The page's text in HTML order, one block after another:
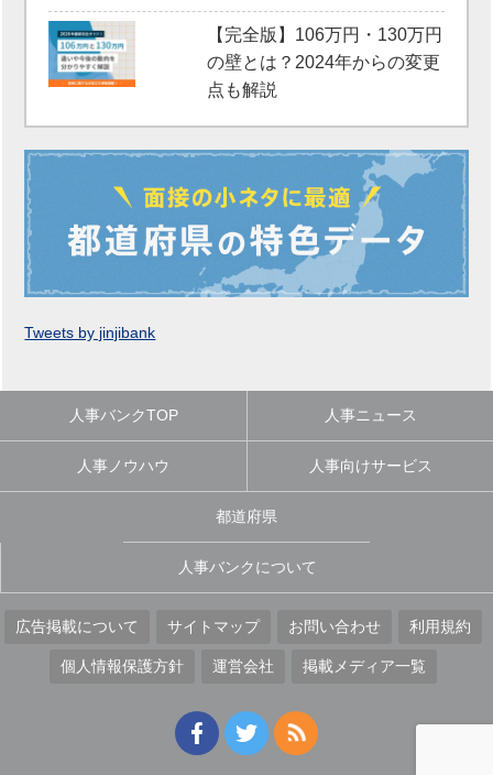
【完全版】106万円・130万円
の壁とは？2024年からの変更
点も解説
Tweets by jinjibank
人事バンクTOP 人事ニュース
人事ノウハウ 人事向けサービス
都道府県
人事バンクについて
広告掲載について サイトマップ お問い合わせ 利用規約
個人情報保護方針 運営会社 掲載メディア一覧